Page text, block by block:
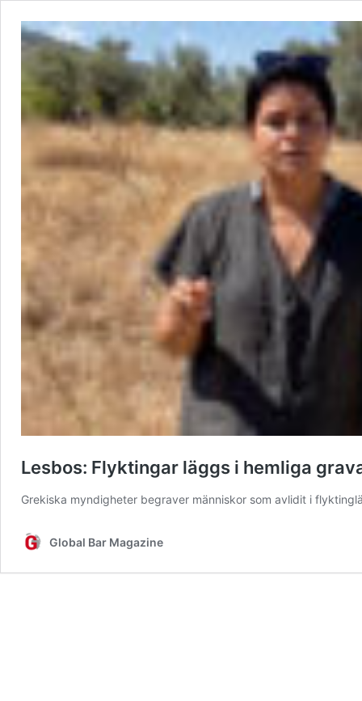
Lesbos: Flyktingar läggs i hemliga
Grekiska myndigheter begraver människor som avlidit i
Global Bar Magazine